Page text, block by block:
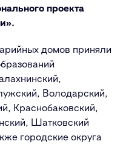
проекта
домов приняли
Володарский,
Краснобаковский,
Шатковский
городские округа